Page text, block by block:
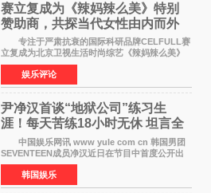
赛立复成为《辣妈辣么美》特别
赞助商，共探当代女性由内而外
活力美
专注于严肃抗衰的国际科研品牌CELFULL赛
立复成为北京卫视生活时尚综艺《辣妈辣么美》
的特别赞助商,明星辣妈袁咏仪倾情参与，向广大
都市女性传递健康生活新主张，寄语当代女性在
家庭与自我之间
娱乐评论
尹净汉首谈“地狱公司”练习生
涯！每天苦练18小时无休 坦言全
靠成员撑过来
中国娱乐网讯 www yule com cn 韩国男团
SEVENTEEN成员净汉近日在节目中首度公开出
道前的残酷练习生经历，并提及经纪公司Pledis
娱乐，引发广泛关注。 在8月2日播出的日本
TBS综艺节目《周
韩国娱乐